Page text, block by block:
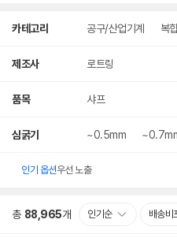
카테고리 공구/산업기계 복
제조사 로트링
품목 샤프
심굵기 ~0.5mm
인기 옵션우선 노출
총 88,965개 인기순 배송비